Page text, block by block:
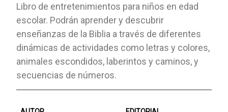
Libro de entretenimientos para niños en edad
escolar. Podrán aprender y descubrir
enseñanzas de la Biblia a través de diferentes
dinámicas de actividades como letras y colores,
animales escondidos, laberintos y caminos, y
secuencias de números.